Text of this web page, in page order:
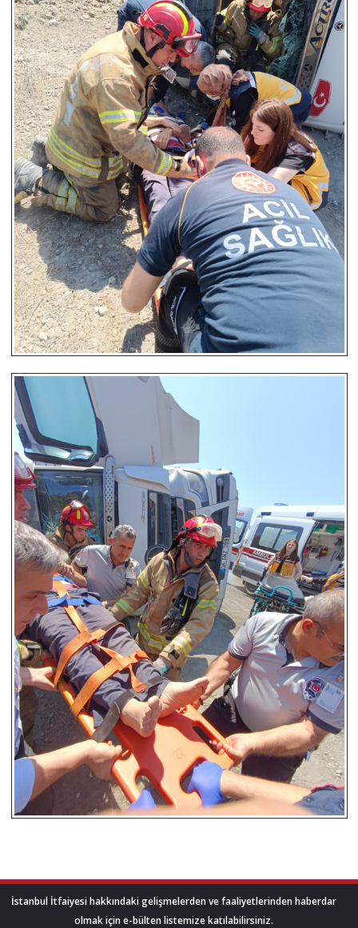
İstanbul İtfaiyesi hakkındaki gelişmelerden ve faaliyetlerinden haberdar
olmak için e-bülten listemize katılabilirsiniz.